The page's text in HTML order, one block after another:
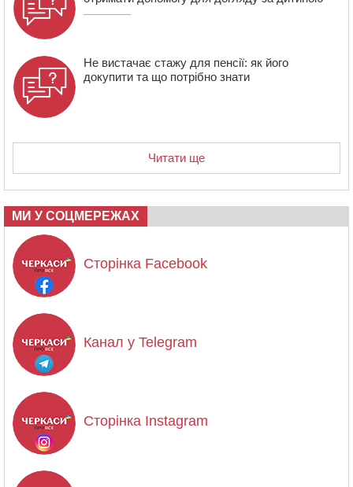
Не вистачає стажу для пенсії: як його
докупити та що потрібно знати
Читати ще
МИ У СОЦМЕРЕЖАХ
Сторінка Facebook
Канал у Telegram
Сторінка Instagram